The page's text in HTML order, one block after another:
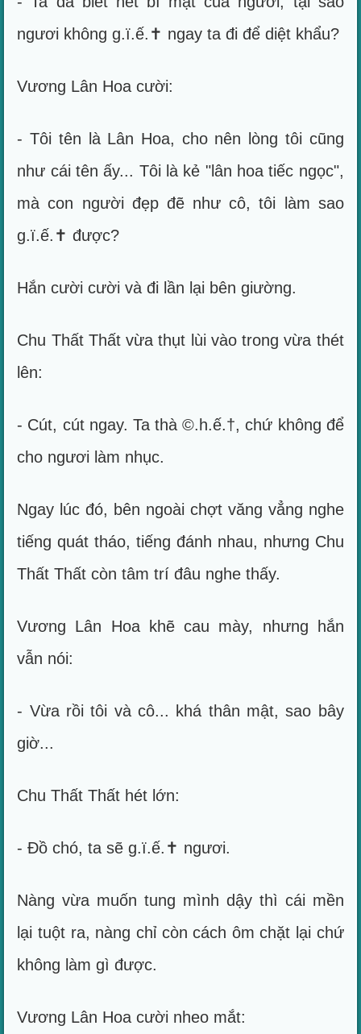
ngươi không g.ï.ế.✝ ngay ta đi để diệt khẩu?
Vương Lân Hoa cười:
- Tôi tên là Lân Hoa, cho nên lòng tôi cũng
như cái tên ấy... Tôi là kẻ "lân hoa tiếc ngọc",
mà con người đẹp đẽ như cô, tôi làm sao
g.ï.ế.✝ được?
Hắn cười cười và đi lần lại bên giường.
Chu Thất Thất vừa thụt lùi vào trong vừa thét
lên:
- Cút, cút ngay. Ta thà ©.h.ế.†, chứ không để
cho ngươi làm nhục.
Ngay lúc đó, bên ngoài chợt văng vẳng nghe
tiếng quát tháo, tiếng đánh nhau, nhưng Chu
Thất Thất còn tâm trí đâu nghe thấy.
Vương Lân Hoa khẽ cau mày, nhưng hắn
vẫn nói:
- Vừa rồi tôi và cô... khá thân mật, sao bây
giờ...
Chu Thất Thất hét lớn:
- Đồ chó, ta sẽ g.ï.ế.✝ ngươi.
Nàng vừa muốn tung mình dậy thì cái mền
lại tuột ra, nàng chỉ còn cách ôm chặt lại chứ
không làm gì được.
Vương Lân Hoa cười nheo mắt: